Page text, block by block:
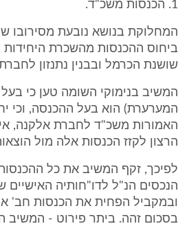
1. הכנסות משכ"ד.
המחלוקת בנושא נובעת מסירובו
ביחוס ההכנסות מהשכרת היחידות
שושנת הכרמל ובבנין נתנזון
המשיב בנימוקי השומה טען כי
המערערת) הוא בעל ההכנסה, וכי
האמורות משכ"ד לחברת אלקנה,
הרצון לקזז הכנסות אלה מול
לפיכך, זקף המשיב את כל
הנכסים הנ"ל לדו"חותיה
ובמקביל הפחית את הכנסות חב'
בסכום זהה. ביתר פירוט - המשיב